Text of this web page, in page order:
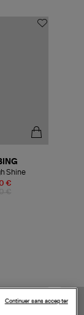
€
Shine
Continuer sans accepter